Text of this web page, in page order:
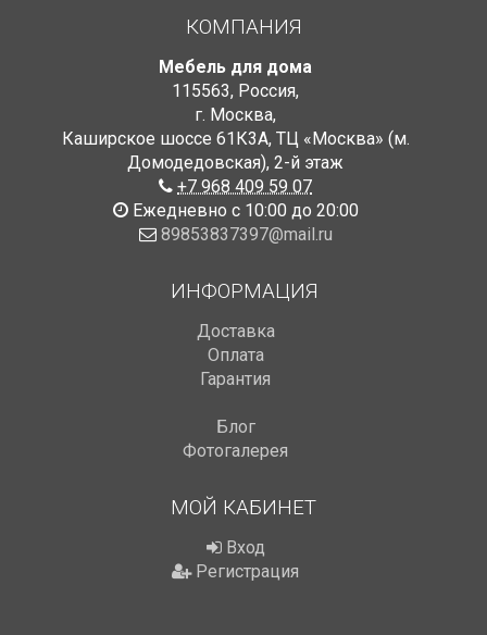
КОМПАНИЯ
Мебель для дома
115563, Россия,
г. Москва,
Каширское шоссе 61К3А, ТЦ «Москва» (м.
Домодедовская), 2-й этаж
+7 968 409 59 07
Ежедневно с 10:00 до 20:00
89853837397@mail.ru
ИНФОРМАЦИЯ
Доставка
Оплата
Гарантия
Блог
Фотогалерея
МОЙ КАБИНЕТ
Вход
Регистрация